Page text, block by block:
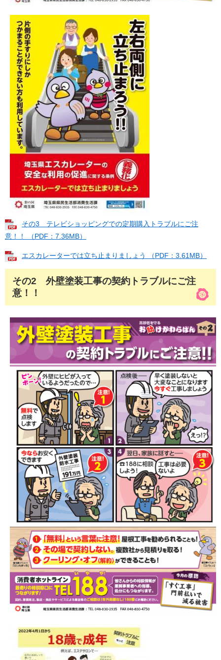
その3 テレビショッピングでの定期購入トラブルにご注
意！！ （PDF：7.36MB）
エスカレーターでは立ち止まりましょう （PDF：3.61MB）
その2 外壁塗装工事の契約トラブルにご注
意！！